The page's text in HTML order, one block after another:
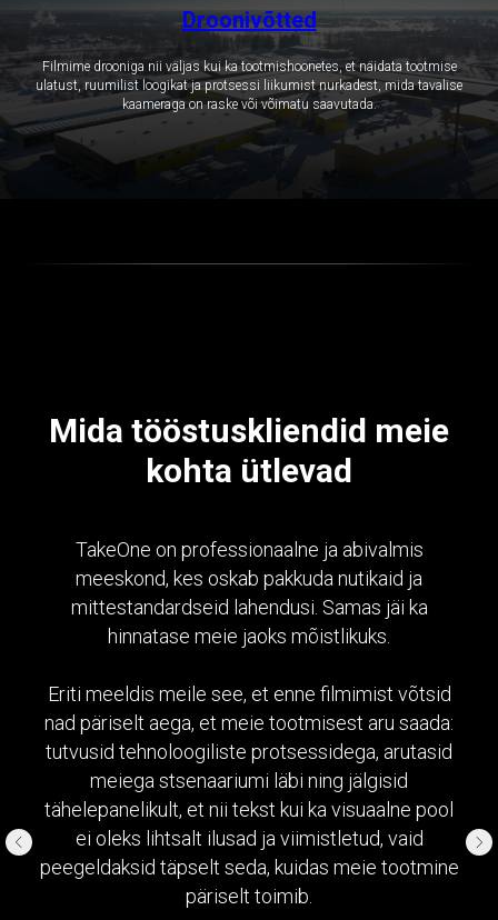
Droonivõtted
Filmime drooniga nii väljas kui ka tootmishoonetes, et näidata tootmise
ulatust, ruumilist loogikat ja protsessi liikumist nurkadest, mida tavalise
kaameraga on raske või võimatu saavutada.
Mida tööstuskliendid meie
kohta ütlevad
TakeOne on professionaalne ja abivalmis
meeskond, kes oskab pakkuda nutikaid ja
mittestandardseid lahendusi. Samas jäi ka
hinnatase meie jaoks mõistlikuks.
Eriti meeldis meile see, et enne filmimist võtsid
nad päriselt aega, et meie tootmisest aru saada:
tutvusid tehnoloogiliste protsessidega, arutasid
meiega stsenaariumi läbi ning jälgisid
tähelepanelikult, et nii tekst kui ka visuaalne pool
ei oleks lihtsalt ilusad ja viimistletud, vaid
peegeldaksid täpselt seda, kuidas meie tootmine
päriselt toimib.